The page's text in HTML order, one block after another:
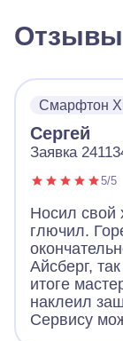
Отзывы
Смарфтон
Сергей
Заявка
5/5
Носил свой
глючил.
Айсберг,
итоге
наклеил
Сервису